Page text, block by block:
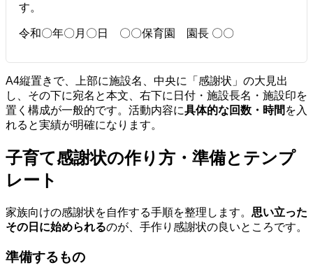
す。
令和〇年〇月〇日 〇〇保育園 園長 〇〇
A4縦置きで、上部に施設名、中央に「感謝状」の大見出
し、その下に宛名と本文、右下に日付・施設長名・施設印を
置く構成が一般的です。活動内容に具体的な回数・時間 を入
れると実績が明確になります。
子育て感謝状の作り方・準備とテンプ
レート
家族向けの感謝状を自作する手順を整理します。 思い立った
その日に始められるのが、手作り感謝状の良いところです。
準備するもの